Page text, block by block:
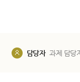
담당자 과제 담당